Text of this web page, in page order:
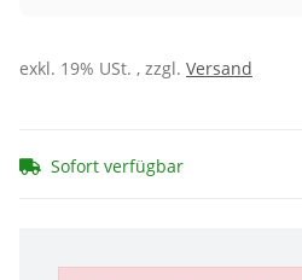
exkl. 19% USt. , zzgl. Versand
Sofort verfügbar